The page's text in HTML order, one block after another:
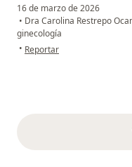
16 de marzo de 2026
• Dra Carolina Restrepo
ginecología
• en opinión del usuario
Reportar